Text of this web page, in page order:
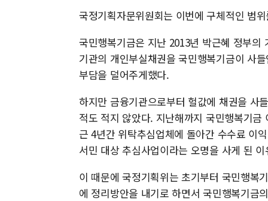
국정기획자문위원회는 이번에 구체적인 범
국민행복기금은 지난 2013년 박근혜 정부
기관의 개인부실채권을 국민행복기금이 사
부담을 덜어주게했다.
하지만 금융기관으로부터 헐값에 채권을 사
적도 적지 않았다. 지난해까지 국민행복기
근 4년간 위탁추심업체에 돌아간 수수료 이
서민 대상 추심사업이라는 오명을 사게 된 이
이 때문에 국정기획위는 초기부터 국민행복
에 정리방안을 내기로 하면서 국민행복기금